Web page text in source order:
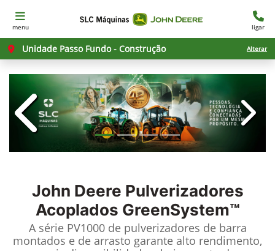
menu ligar
Unidade Passo Fundo - Construção Alterar
templates.template-
John Deere Pulverizadores
Acoplados GreenSystem™
A série PV1000 de pulverizadores de barra
montados e de arrasto garante alto rendimento,